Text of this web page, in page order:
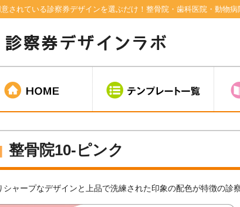
されている診察券デザインを選ぶだけ！整骨院・歯科医院・動物
整骨院10-ピンク
シャープなデザインと上品で洗練された印象の配色が特徴の診察